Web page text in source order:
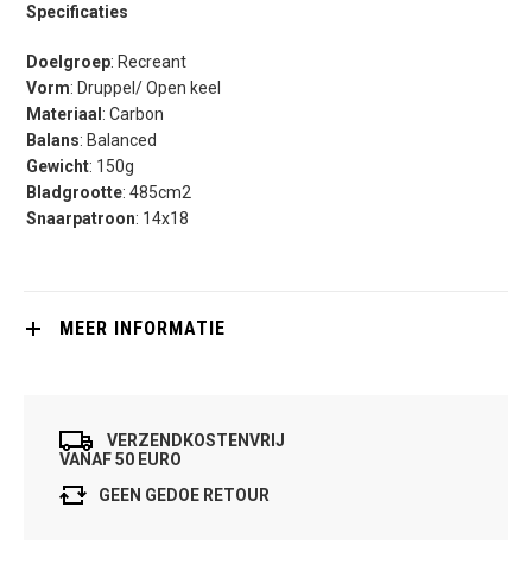
Specificaties
Doelgroep: Recreant
Vorm: Druppel/ Open keel
Materiaal : Carbon
Balans: Balanced
Gewicht: 150g
Bladgrootte: 485cm2
Snaarpatroon: 14x18
MEER INFORMATIE
VERZENDKOSTENVRIJ
VANAF 50 EURO
GEEN GEDOE RETOUR